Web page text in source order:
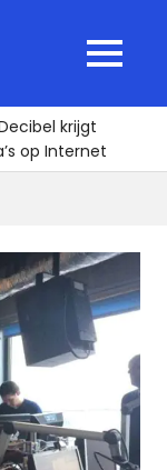
MENU
krijgt
op Internet